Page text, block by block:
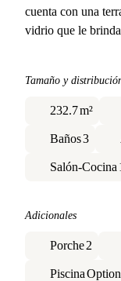
cuenta con una
vidrio que le
Tamaño y
232.7m²
Baños3
Salón-Cocina
Adicionales
Porche2
Piscina